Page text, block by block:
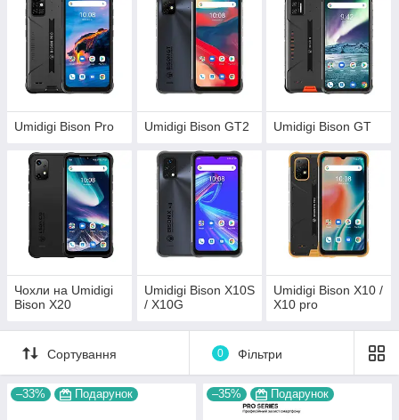
Umidigi Bison Pro Umidigi Bison GT2 Umidigi Bison GT
Чохли на Umidigi
Bison X20
Umidigi Bison X10S
/ X10G
Umidigi Bison X10 /
X10 pro
Сортування 0 Фільтри
–33% Подарунок –35% Подарунок